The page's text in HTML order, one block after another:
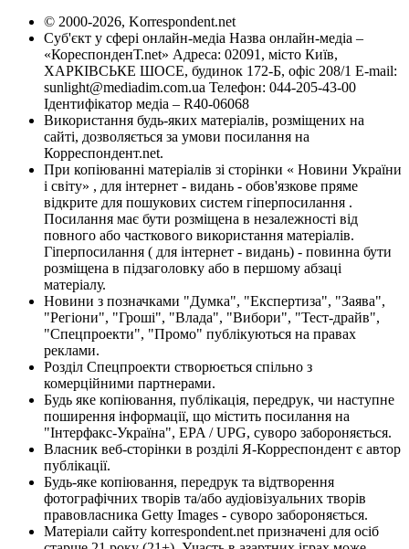
© 2000-2026, Korrespondent.net
Суб'єкт у сфері онлайн-медіа Назва онлайн-медіа –
«КореспонденТ.net» Адреса: 02091, місто Київ,
ХАРКІВСЬКЕ ШОСЕ, будинок 172-Б, офіс 208/1 E-mail:
sunlight@mediadim.com.ua Телефон: 044-205-43-00
Ідентифікатор медіа – R40-06068
Використання будь-яких матеріалів, розміщених на
сайті, дозволяється за умови посилання на
Корреспондент.net.
При копіюванні матеріалів зі сторінки « Новини України
і світу» , для інтернет - видань - обов'язкове пряме
відкрите для пошукових систем гіперпосилання .
Посилання має бути розміщена в незалежності від
повного або часткового використання матеріалів.
Гіперпосилання ( для інтернет - видань) - повинна бути
розміщена в підзаголовку або в першому абзаці
матеріалу.
Новини з позначками "Думка", "Експертиза", "Заява",
"Регіони", "Гроші", "Влада", "Вибори", "Тест-драйв",
"Спецпроекти", "Промо" публікуються на правах
реклами.
Розділ Спецпроекти створюється спільно з
комерційними партнерами.
Будь яке копіювання, публікація, передрук, чи наступне
поширення інформації, що містить посилання на
"Інтерфакс-Україна", EPA / UPG, суворо забороняється.
Власник веб-сторінки в розділі Я-Корреспондент є автор
публікації.
Будь-яке копіювання, передрук та відтворення
фотографічних творів та/або аудіовізуальних творів
правовласника Getty Images - суворо забороняється.
Матеріали сайту korrespondent.net призначені для осіб